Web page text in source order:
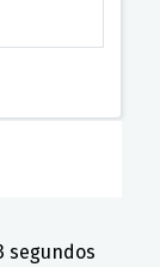
segundos